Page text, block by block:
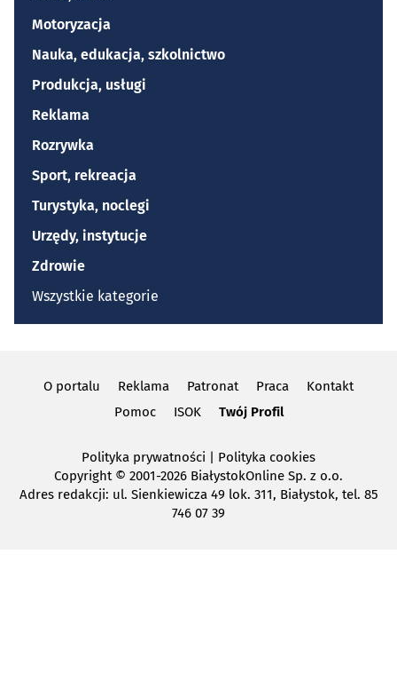
Motoryzacja
Nauka, edukacja, szkolnictwo
Produkcja, usługi
Reklama
Rozrywka
Sport, rekreacja
Turystyka, noclegi
Urzędy, instytucje
Zdrowie
Wszystkie kategorie
O portalu Reklama Patronat Praca
Kontakt
Pomoc
ISOK Twój Profil
Polityka prywatności
Polityka cookies
Copyright© 2001-2026 BiałystokOnline Sp. z o.o.
Adres redakcji: ul. Sienkiewicza 49 lok. 311, Białystok, tel. 85
746 07 39